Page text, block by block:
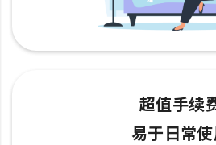
超值手续
易于日常